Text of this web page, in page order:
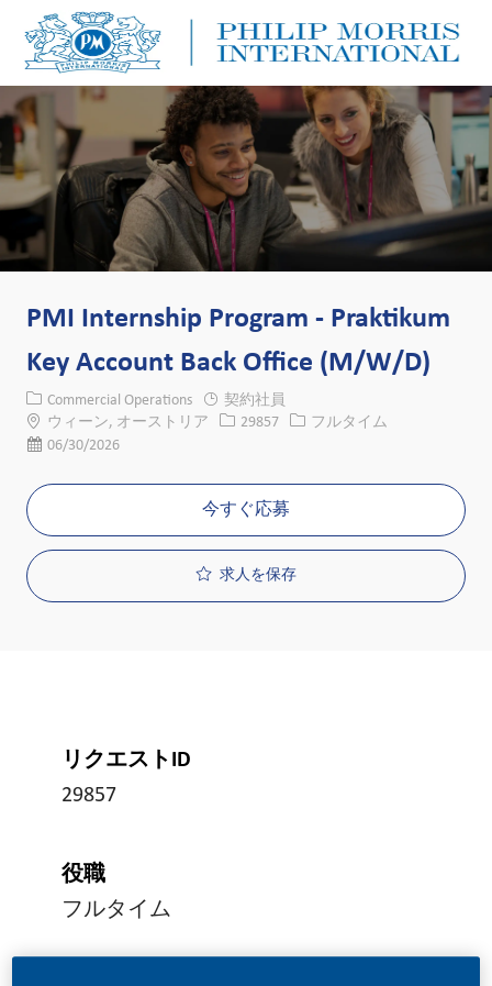
PMI Internship Program - Praktikum
Key Account Back Office (M/W/D)
カテゴリー
Commercial Operations
契約社員
場所ウィーン, オーストリア 求人ID
29857 役職フルタイム
投稿日06/30/2026
今すぐ応募
求人を保存
リクエストID
29857
役職
フルタイム